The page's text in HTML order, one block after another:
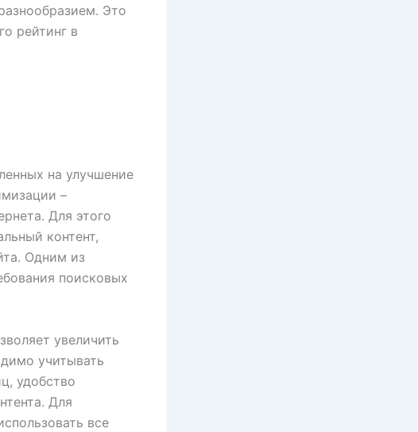
Это
рейтинг в
на улучшение
–
Для этого
контент,
Одним из
поисковых
увеличить
учитывать
удобство
Для
все